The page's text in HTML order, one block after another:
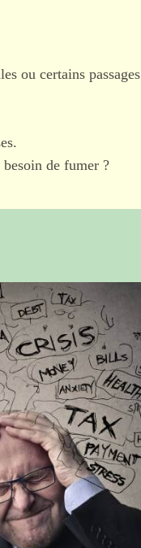
ou certains passages
de fumer ?